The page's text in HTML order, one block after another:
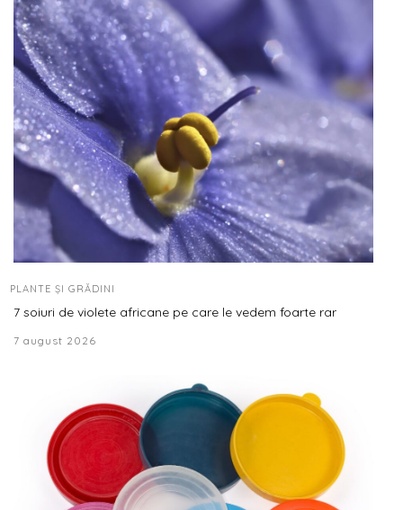
PLANTE ȘI GRĂDINI
7 soiuri de violete africane pe care le vedem foarte rar
7 august 2026